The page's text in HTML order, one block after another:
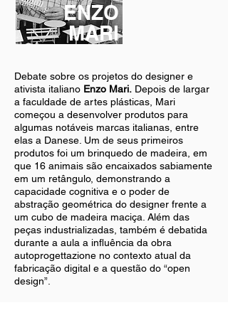
ENZO
MARI
Debate sobre os projetos do designer e
ativista italiano Enzo Mari. Depois de largar
a faculdade de artes plásticas, Mari
começou a desenvolver produtos para
algumas notáveis marcas italianas, entre
elas a Danese. Um de seus primeiros
produtos foi um brinquedo de madeira, em
que 16 animais são encaixados sabiamente
em um retângulo, demonstrando a
capacidade cognitiva e o poder de
abstração geométrica do designer frente a
um cubo de madeira maciça. Além das
peças industrializadas, também é debatida
durante a aula a influência da obra
autoprogettazione no contexto atual da
fabricação digital e a questão do “open
design”.